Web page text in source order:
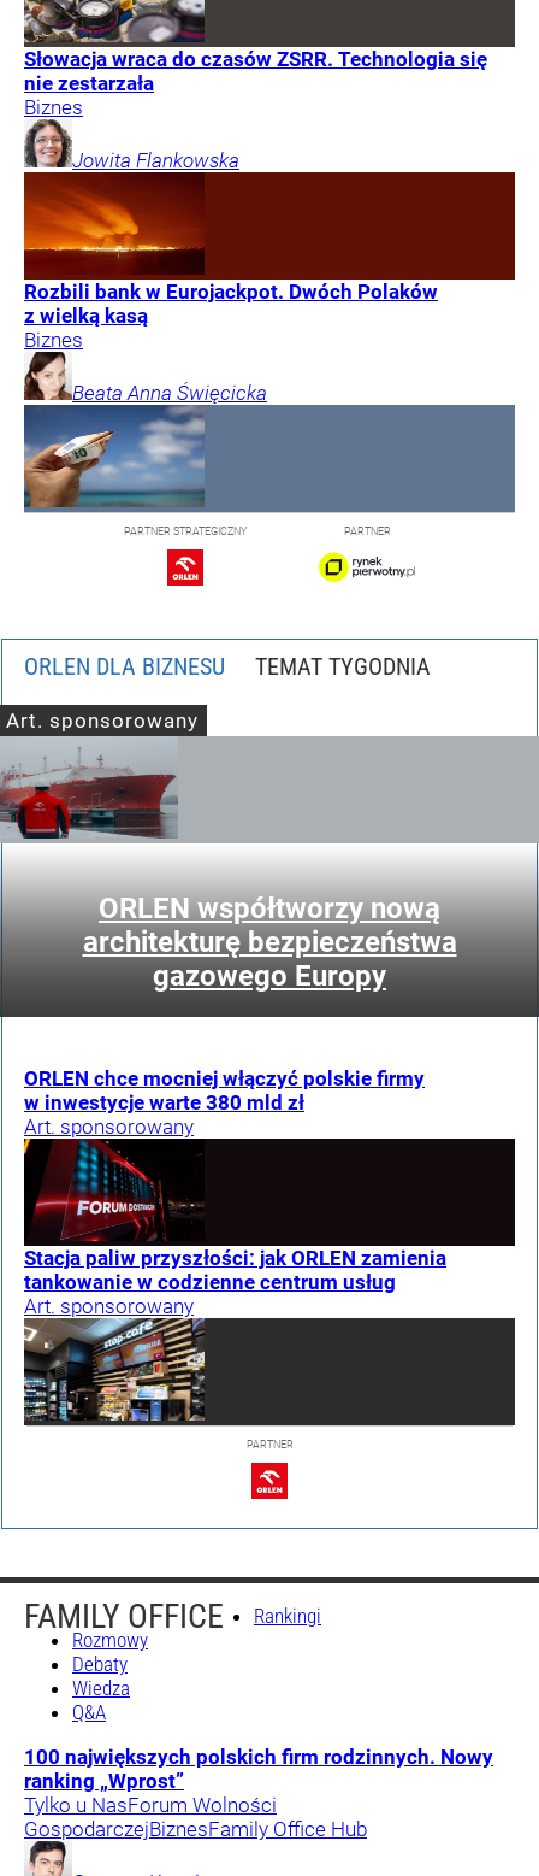
Słowacja wraca do czasów ZSRR. Technologia się
nie zestarzała
Biznes
Jowita Flankowska
Rozbili bank w Eurojackpot. Dwóch Polaków
z wielką kasą
Biznes
Beata Anna Święcicka
PARTNER STRATEGICZNY PARTNER
ORLEN DLA BIZNESU
ORLEN współtworzy nową
architekturę bezpieczeństwa
gazowego Europy
Art. sponsorowany
ORLEN chce mocniej włączyć polskie firmy
w inwestycje warte 380 mld zł
Art. sponsorowany
Stacja paliw przyszłości: jak ORLEN zamienia
tankowanie w codzienne centrum usług
Art. sponsorowany
PARTNER
FAMILY OFFICE
Rankingi
Rozmowy
Debaty
Wiedza
Q&A
100 największych polskich firm rodzinnych. Nowy
ranking „Wprost”
Tylko u NasForum Wolności
GospodarczejBiznesFamily Office Hub